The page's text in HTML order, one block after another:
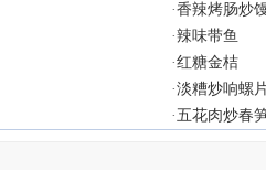
·香辣烤肠炒
·辣味带鱼
·红糖金桔
·淡糟炒响螺
·五花肉炒春